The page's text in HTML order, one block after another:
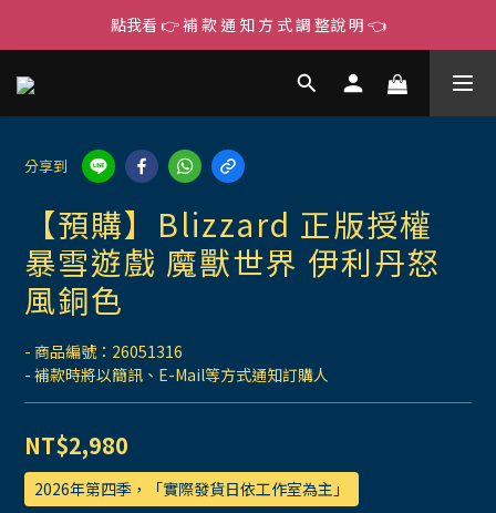
點我看 👉 補 款 通 知 方 式 調 整說 明 👈
分享到
【預購】Blizzard 正版授權
暴雪遊戲 魔獸世界 伊利丹怒
風銅色
- 商品編號：26051316
- 補款時將以簡訊、E-Mail等方式通知訂購人
NT$2,980
2026年第四季，「實際發貨日依工作室為主」